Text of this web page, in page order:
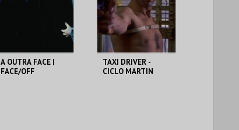
COMPRAR
A OUTRA FACE |
FACE/OFF
TAXI DRIVER -
CICLO MARTIN